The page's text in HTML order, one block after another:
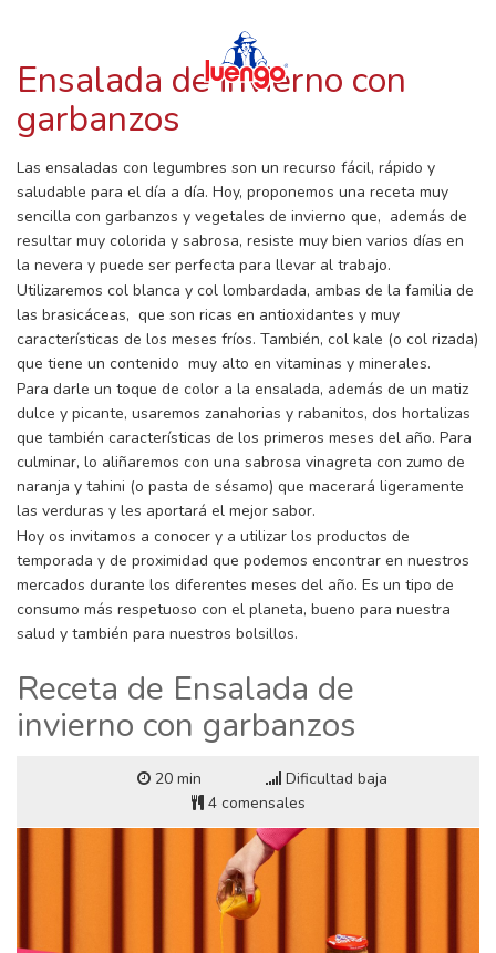
Ensalada de invierno con
garbanzos
Las ensaladas con legumbres son un recurso fácil, rápido y
saludable para el día a día. Hoy, proponemos una receta muy
sencilla con garbanzos y vegetales de invierno que, además de
resultar muy colorida y sabrosa, resiste muy bien varios días en
la nevera y puede ser perfecta para llevar al trabajo.
Utilizaremos col blanca y col lombardada, ambas de la familia de
las brasicáceas, que son ricas en antioxidantes y muy
características de los meses fríos. También, col kale (o col rizada)
que tiene un contenido muy alto en vitaminas y minerales.
Para darle un toque de color a la ensalada, además de un matiz
dulce y picante, usaremos zanahorias y rabanitos, dos hortalizas
que también características de los primeros meses del año. Para
culminar, lo aliñaremos con una sabrosa vinagreta con zumo de
naranja y tahini (o pasta de sésamo) que macerará ligeramente
las verduras y les aportará el mejor sabor.
Hoy os invitamos a conocer y a utilizar los productos de
temporada y de proximidad que podemos encontrar en nuestros
mercados durante los diferentes meses del año. Es un tipo de
consumo más respetuoso con el planeta, bueno para nuestra
salud y también para nuestros bolsillos.
Receta de Ensalada de
invierno con garbanzos
20 min
Dificultad baja
4 comensales